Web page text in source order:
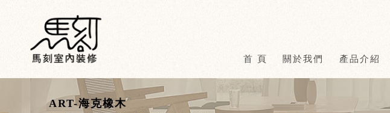
首 頁 關於我們 產品介紹
ART-海克橡木